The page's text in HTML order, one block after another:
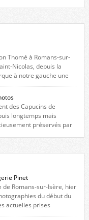
Thomé à Romans-sur-
Nicolas, depuis la
à notre gauche une
sont ornées de
on peut voir une
des Capucins de
longtemps mais
préservés par
des Capucins ! Petit
Pinet
Romans-sur-Isère, hier
du début du
actuelles prises
la place Jean Jaurès et de